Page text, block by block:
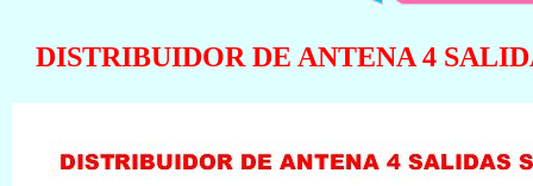
DISTRIBUIDOR DE ANTENA 4